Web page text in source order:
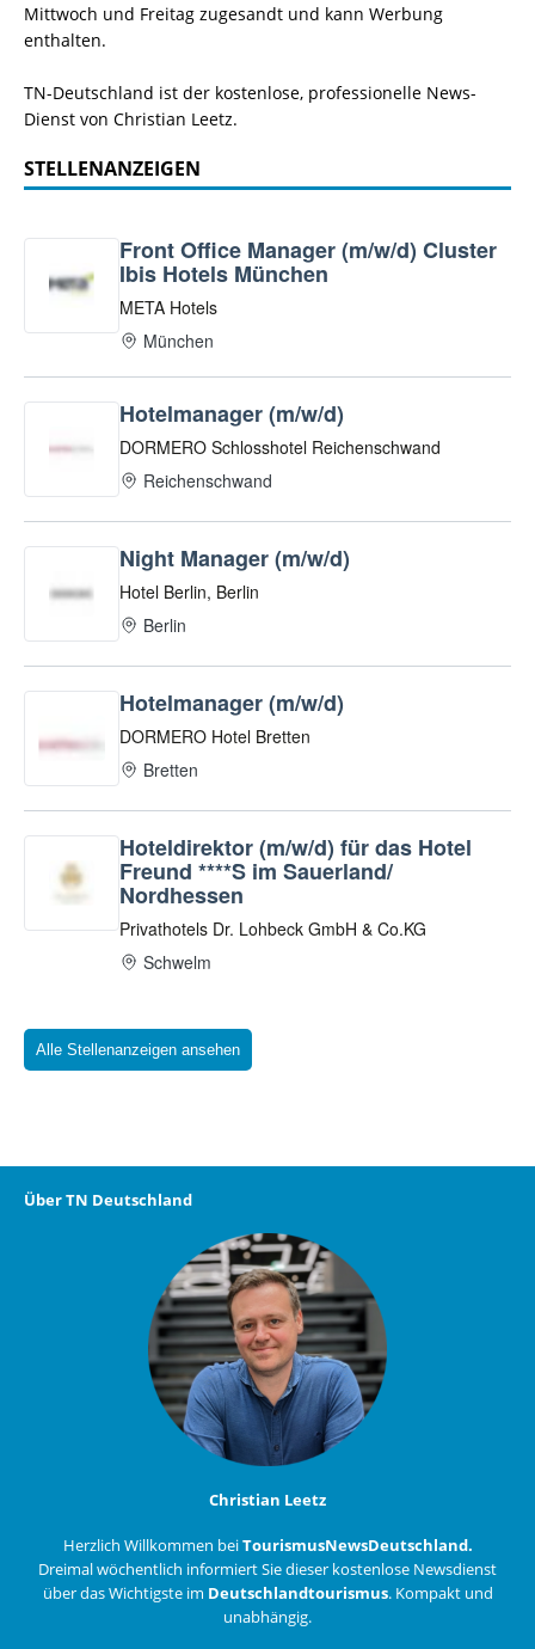
Mittwoch und Freitag zugesandt und kann Werbung
enthalten.
TN-Deutschland ist der kostenlose, professionelle News-
Dienst von Christian Leetz.
STELLENANZEIGEN
Alle Stellenanzeigen ansehen
Über TN Deutschland
Christian Leetz
Herzlich Willkommen beiTourismusNewsDeutschland.
Dreimal wöchentlich informiert Sie dieser kostenlose Newsdienst
über das Wichtigste im Deutschlandtourismus. Kompakt und
unabhängig.